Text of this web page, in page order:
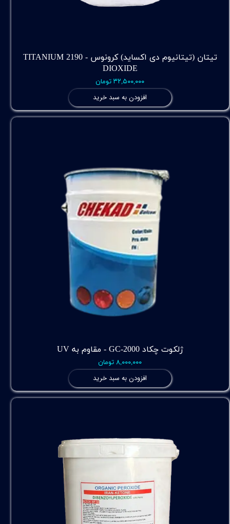
تیتان (تیتانیوم دی اکساید) کرونوس - 2190 TITANIUM
DIOXIDE
۳۲,۵۰۰,۰۰۰ تومان
افزودن به سبد خرید
ژلکوت چکاد GC-2000 - مقاوم به UV
۸,۰۰۰,۰۰۰ تومان
افزودن به سبد خرید